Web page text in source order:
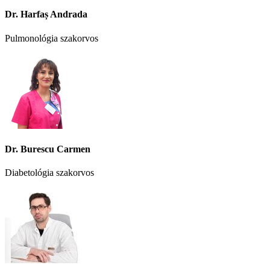
Dr. Harfaș Andrada
Pulmonológia szakorvos
Dr. Burescu Carmen
Diabetológia szakorvos